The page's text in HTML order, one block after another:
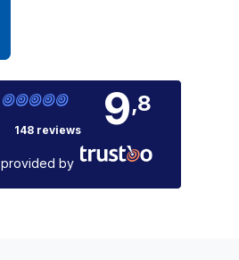
148 reviews 9,8
provided by